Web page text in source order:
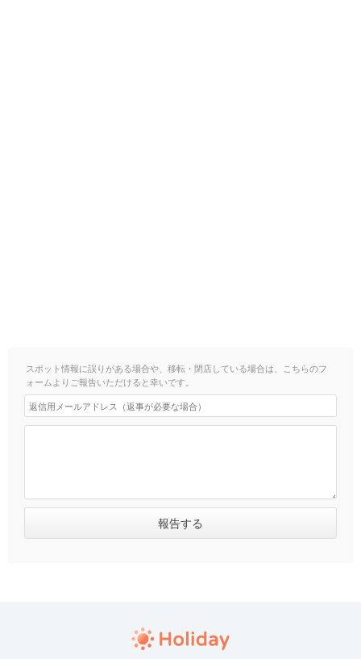
スポット情報に誤りがある場合や、移転・閉店している場合は、こちらのフ
ォームよりご報告いただけると幸いです。